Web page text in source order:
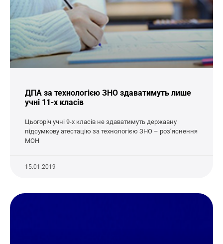
ДПА за технологією ЗНО здаватимуть лише
учні 11-х класів
Цьогоріч учні 9-х класів не здаватимуть державну
підсумкову атестацію за технологією ЗНО – роз’яснення
МОН
15.01.2019